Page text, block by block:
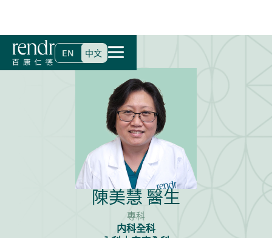
EN 中文
首頁>尋找醫生>陳美慧 醫生
陳美慧 醫生
專科
内科全科